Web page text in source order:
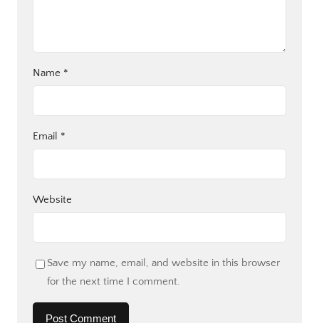
Name *
Email *
Website
Save my name, email, and website in this browser
for the next time I comment.